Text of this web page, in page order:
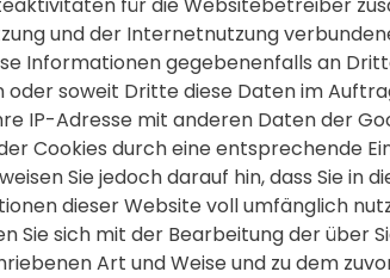
und der Internetnutzung
Informationen gegebenenfalls an
soweit Dritte diese Daten im
IP-Adresse mit anderen Daten der
Cookies durch eine entsprechende
Sie jedoch darauf hin, dass Sie in
dieser Website voll umfänglich
Sie sich mit der Bearbeitung der über
Art und Weise und zu dem